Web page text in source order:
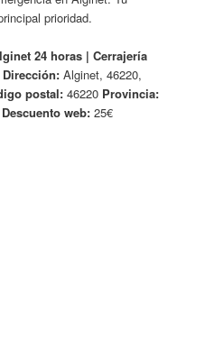
prioridad.
24 horas | Cerrajería
Dirección: Alginet, 46220,
postal: 46220 Provincia:
Descuento web: 25€